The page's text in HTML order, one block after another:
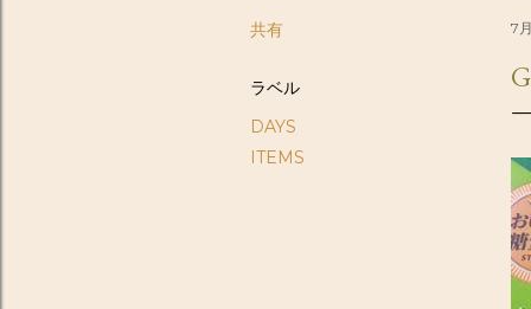
共有
ラベル
DAYS
ITEMS
7